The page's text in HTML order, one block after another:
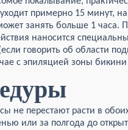
примерно 15 минут,
занять больше 1 часа.
наносится
говорить об области
с эпиляцией зоны
не перестают расти в
или за полгода до